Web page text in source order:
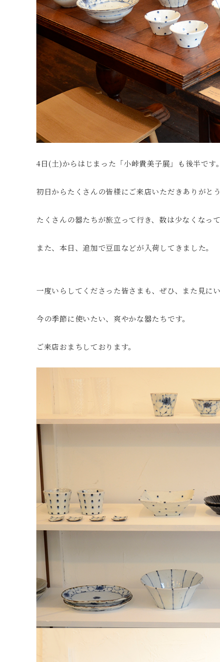
4日(土)からはじまった「小峠貴美子展」も後半です
初日からたくさんの皆様にご来店いただきありがと
たくさんの器たちが旅立って行き、数は少なくなっ
また、本日、追加で豆皿などが入荷してきました。
一度いらしてくださった皆さまも、ぜひ、また見に
今の季節に使いたい、爽やかな器たちです。
ご来店おまちしております。